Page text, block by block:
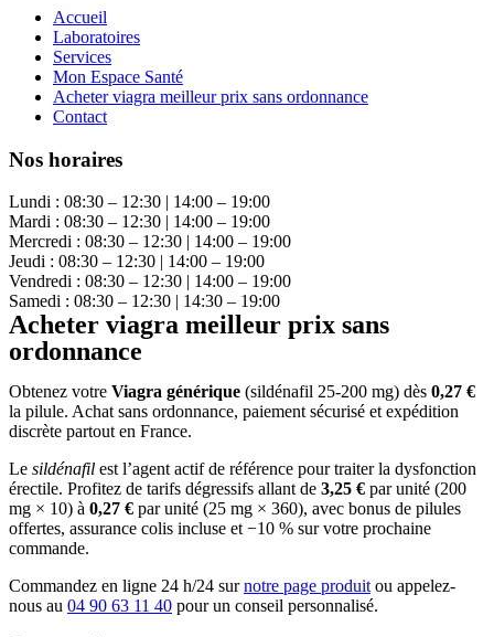
Accueil
Laboratoires
Services
Mon Espace Santé
Acheter viagra meilleur prix sans ordonnance
Contact
Nos horaires
Lundi : 08:30 – 12:30 | 14:00 – 19:00
Mardi : 08:30 – 12:30 | 14:00 – 19:00
Mercredi : 08:30 – 12:30 | 14:00 – 19:00
Jeudi : 08:30 – 12:30 | 14:00 – 19:00
Vendredi : 08:30 – 12:30 | 14:00 – 19:00
Samedi : 08:30 – 12:30 | 14:30 – 19:00
Acheter viagra meilleur prix sans
ordonnance
Obtenez votre Viagra générique (sildénafil 25-200 mg) dès 0,27 €
la pilule. Achat sans ordonnance, paiement sécurisé et expédition
discrète partout en France.
Le sildénafil est l’agent actif de référence pour traiter la dysfonction
érectile. Profitez de tarifs dégressifs allant de 3,25 € par unité (200
mg × 10) à 0,27 € par unité (25 mg × 360), avec bonus de pilules
offertes, assurance colis incluse et −10 % sur votre prochaine
commande.
Commandez en ligne 24 h/24 surnotre page produitou appelez-
nous au 04 90 63 11 40 pour un conseil personnalisé.